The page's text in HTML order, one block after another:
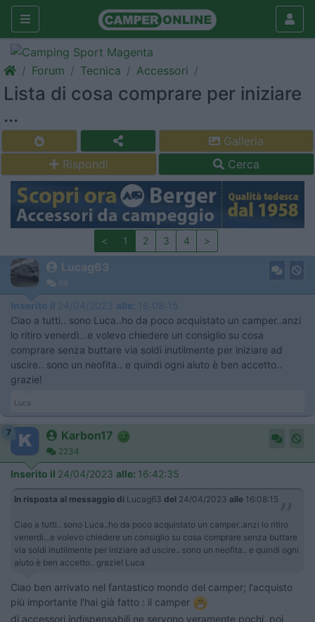
Forum Tecnica Accessori
Lista di cosa comprare per iniziare
...
Galleria
Rispondi
Cerca
< 1 2 3 4 >
Lucag63
69
Inserito il 24/04/2023 alle: 16:08:15
Ciao a tutti.. sono Luca..ho da poco acquistato un camper..anzi
lo ritiro venerdì...e volevo chiedere un consiglio su cosa
comprare senza buttare via soldi inutilmente per iniziare ad
uscire.. sono un neofita.. e quindi ogni aiuto è ben accetto..
grazie!
Luca
7 Karbon17
2234
Inserito il 24/04/2023 alle: 16:42:35
In risposta al messaggio di Lucag63 del 24/04/2023 alle 16:08:15
Ciao a tutti.. sono Luca..ho da poco acquistato un camper..anzi lo ritiro
venerdì...e volevo chiedere un consiglio su cosa comprare senza buttare
via soldi inutilmente per iniziare ad uscire.. sono un neofita.. e quindi ogni
aiuto è ben accetto.. grazie! Luca
Ciao ben arrivato nel fantastico mondo del camper; l'acquisto
più importante l'hai già fatto : il camper
di accessori indispensabili ne servono veramente pochi, poi